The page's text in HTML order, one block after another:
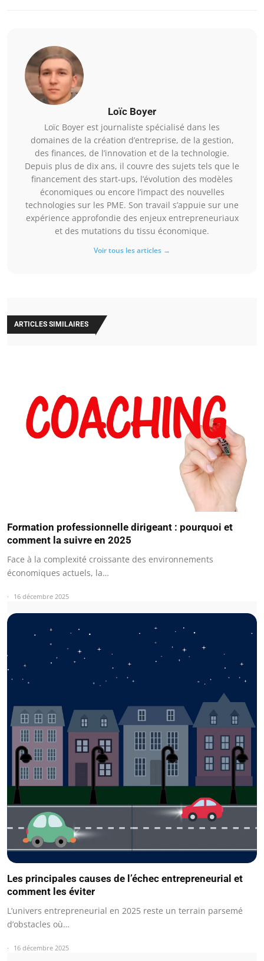
Loïc Boyer
Loïc Boyer est journaliste spécialisé dans les
domaines de la création d’entreprise, de la gestion,
des finances, de l’innovation et de la technologie.
Depuis plus de dix ans, il couvre des sujets tels que le
financement des start-ups, l’évolution des modèles
économiques ou encore l’impact des nouvelles
technologies sur les PME. Son travail s’appuie sur une
expérience approfondie des enjeux entrepreneuriaux
et des mutations du tissu économique.
Voir tous les articles →
ARTICLES SIMILAIRES
Formation professionnelle dirigeant : pourquoi et
comment la suivre en 2025
Face à la complexité croissante des environnements
économiques actuels, la…
16 décembre 2025
Les principales causes de l’échec entrepreneurial et
comment les éviter
L’univers entrepreneurial en 2025 reste un terrain parsemé
d’obstacles où…
16 décembre 2025